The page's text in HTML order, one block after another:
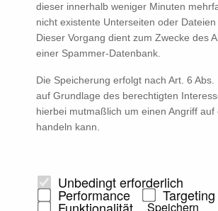
dieser innerhalb weniger Minuten
nicht existente Unterseiten oder
Dieser Vorgang dient zum Zwecke des
einer Spammer-Datenbank.
Die Speicherung erfolgt nach Art. 6 Abs.
auf Grundlage des berechtigten
hierbei mutmaßlich um einen Angriff auf
handeln kann.
Unbedingt erforderlich
Performance Targeting
Speichern